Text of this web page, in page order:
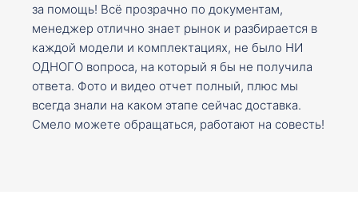
за помощь! Всё прозрачно по документам,
менеджер отлично знает рынок и разбирается в
каждой модели и комплектациях, не было НИ
ОДНОГО вопроса, на который я бы не получила
ответа. Фото и видео отчет полный, плюс мы
всегда знали на каком этапе сейчас доставка.
Смело можете обращаться, работают на совесть!